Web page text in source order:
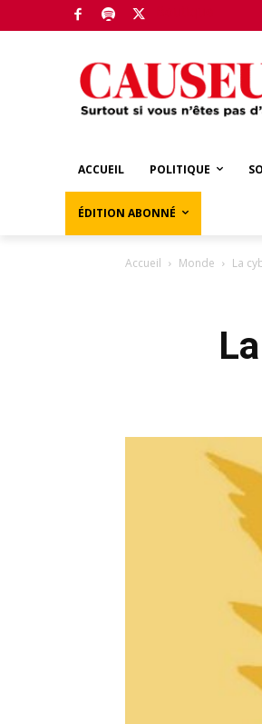
ACCUEIL POLITIQUE
ÉDITION ABONNÉ
Accueil Monde La